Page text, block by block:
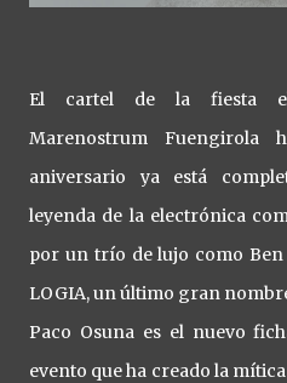
El cartel de la fiesta
Marenostrum
aniversario ya está
leyenda de la electrónica
por un trío de lujo como Ben
LOGIA, un último gran
Paco Osuna es el nuevo
evento que ha creado la